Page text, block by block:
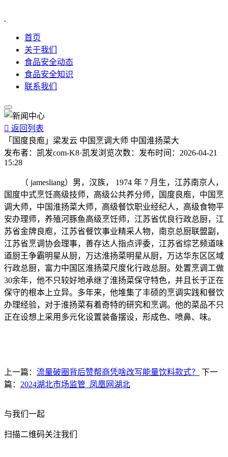
首页
关于我们
食品安全动态
食品安全知识
联系我们
 返回列表
「国度良庖」梁发云 中国烹调大师 中国淮扬菜大
发布者： 凯发com-K8·凯发浏览次数： 发布时间： 2026-04-21
15:28
（ jamesliang）男，汉族， 1974 年 7 月生，江苏南京人，
国度中式烹饪高级技师，高级公共养分师，国度良庖，中国烹
调大师，中国淮扬菜大师，高级餐饮职业经纪人，高级食物平
安办理师，养殖河豚鱼高级烹饪师，江苏省优良行政总厨，江
苏省金牌良庖，江苏省餐饮事业精采人物，南京总厨联盟副，
江苏省烹调协会理事，善存达人指点评委，江苏省综艺频道味
道厨王争霸明星从厨，万达淮扬菜明星从厨，万达华东区区域
行政总厨，富力中国区淮扬菜尺度化行政总厨。处置烹调工做
30余年，他不只较好地承继了淮扬菜保守特色，并且长于正在
保守的根本上立异。多年来，他堆集了丰硕的烹调实践和餐饮
办理经验，对于淮扬菜有着奇特的研究和烹调。他的菜品不只
正在设想上采用多元化设置装备摆设，形成色、喷鼻、味。
上一篇： 流量破圈背后赞帮商凭啥改写能量饮料款式？
下一
篇： 2024湖北市场监管_凤凰网湖北
与我们一起
扫描二维码关注我们